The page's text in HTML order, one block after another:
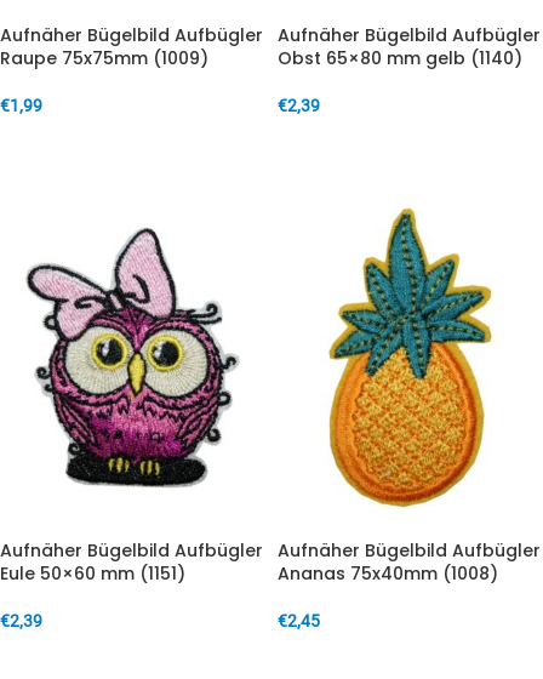
Aufnäher Bügelbild Aufbügler
Raupe 75x75mm (1009)
€1,99
Aufnäher Bügelbild Aufbügler
Obst 65×80 mm gelb (1140)
€2,39
Aufnäher Bügelbild Aufbügler
Eule 50×60 mm (1151)
€2,39
Aufnäher Bügelbild Aufbügler
Ananas 75x40mm (1008)
€2,45